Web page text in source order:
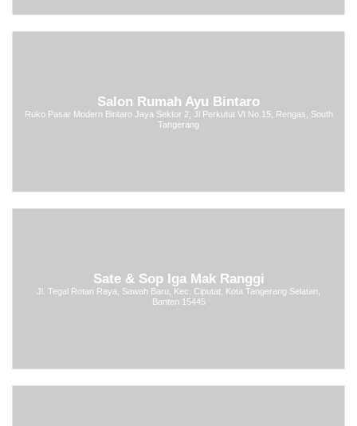
Salon Rumah Ayu Bintaro
Ruko Pasar Modern Bintaro Jaya Sektor 2, Jl Perkutut VI No.15, Rengas, South
Tangerang
Sate & Sop Iga Mak Ranggi
Jl. Tegal Rotan Raya, Sawah Baru, Kec. Ciputat, Kota Tangerang Selatan,
Banten 15445